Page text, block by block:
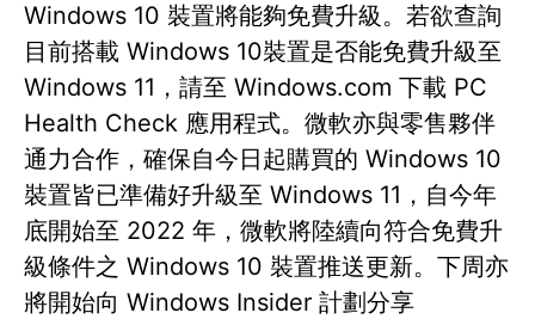
Windows 10 裝置將能夠免費升級。若欲查詢
目前搭載 Windows 10裝置是否能免費升級至
Windows 11，請至 Windows.com 下載 PC
Health Check 應用程式。微軟亦與零售夥伴
通力合作，確保自今日起購買的 Windows 10
裝置皆已準備好升級至 Windows 11，自今年
底開始至 2022 年，微軟將陸續向符合免費升
級條件之 Windows 10 裝置推送更新。下周亦
將開始向 Windows Insider 計劃分享